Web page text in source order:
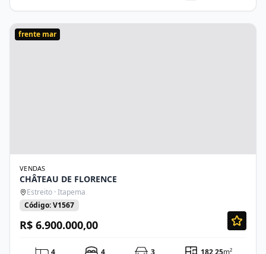
frente mar
VENDAS
CHÂTEAU DE FLORENCE
Estreito · Itapema
Código: V1567
R$ 6.900.000,00
4 4 3 182,25m²